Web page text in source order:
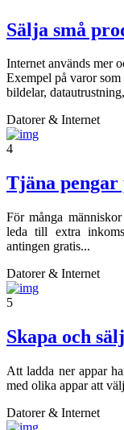
Sälja små
Internet används mer
Exempel på varor
bildelar,
Datorer & Internet
4
Tjäna pengar
För många
leda till extra
antingen gratis...
Datorer & Internet
5
Skapa och
Att ladda ner appar
med olika appar att
Datorer & Internet